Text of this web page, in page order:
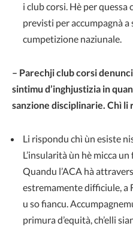
i club corsi. Hè per
previsti per accumpagnà
cumpetizione naziunale.
– Parechji club corsi
sintimu d’inghjustizia in
sanzione disciplinarie. Chì li
Li rispondu chì ùn esiste
L’insularità ùn hè micca
Quandu l’ACA hà
estremamente difficiule, a
u so fiancu.
primura d’equità, ch’elli